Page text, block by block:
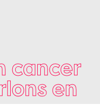
cancer
en